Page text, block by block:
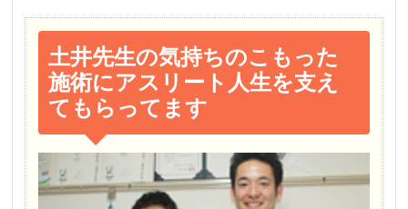
土井先生の気持ちのこもった
施術にアスリート人生を支え
てもらってます